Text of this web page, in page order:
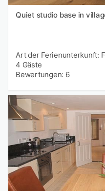
Quiet studio base in
Art der Ferienunterkunft:
4 Gäste
Bewertungen: 6